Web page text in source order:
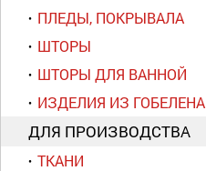
ПЛЕДЫ, ПОКРЫВАЛА
ШТОРЫ
ШТОРЫ ДЛЯ ВАННОЙ
ИЗДЕЛИЯ ИЗ ГОБЕЛЕНА
ДЛЯ ПРОИЗВОДСТВА
ТКАНИ